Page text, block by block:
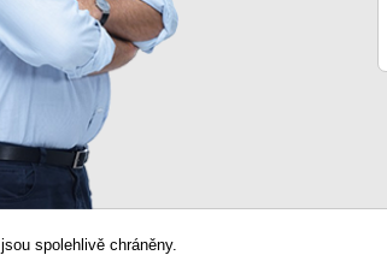
jsou spolehlivě chráněny.